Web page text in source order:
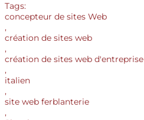
Tags:
concepteur de sites Web
,
création de sites web
,
création de sites web d'entreprise
,
italien
,
site web ferblanterie
,